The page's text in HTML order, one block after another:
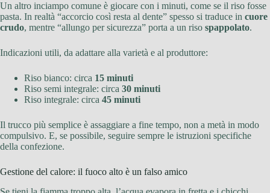
Un altro inciampo comune è giocare con i minuti, come se il riso fosse
pasta. In realtà “accorcio così resta al dente” spesso si traduce in cuore
crudo, mentre “allungo per sicurezza” porta a un riso spappolato.
Indicazioni utili, da adattare alla varietà e al produttore:
Riso bianco: circa 15 minuti
Riso semi integrale: circa 30 minuti
Riso integrale: circa 45 minuti
Il trucco più semplice è assaggiare a fine tempo, non a metà in modo
compulsivo. E, se possibile, seguire sempre le istruzioni specifiche
della confezione.
Gestione del calore: il fuoco alto è un falso amico